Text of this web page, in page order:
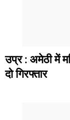
उप्र : अमेठी में
दो गिरफ्तार